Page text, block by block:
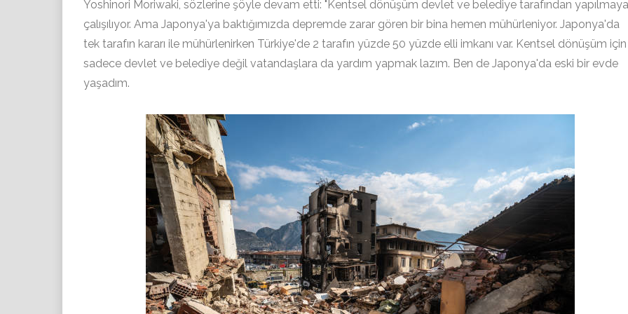
Yoshinori Moriwaki, sözlerine şöyle devam etti: "Kentsel dönüşüm devlet ve belediye tarafından yapılmaya
çalışılıyor. Ama Japonya'ya baktığımızda depremde zarar gören bir bina hemen mühürleniyor. Japonya'da
tek tarafın kararı ile mühürlenirken Türkiye'de 2 tarafın yüzde 50 yüzde elli imkanı var. Kentsel dönüşüm için
sadece devlet ve belediye değil vatandaşlara da yardım yapmak lazım. Ben de Japonya'da eski bir evde
yaşadım.